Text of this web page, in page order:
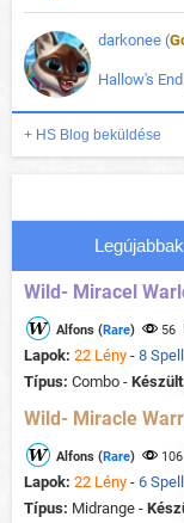
darkonee (
Hallow's
+ HS Blog beküldése
Legújabbak
Wild- Miracel
Alfons (Rare) 56
Lapok: 22 Lény - 8 Spell
Típus: Combo -
Wild- Miracle
Alfons (Rare) 106
Lapok: 22 Lény - 6 Spell
Típus: Midrange -